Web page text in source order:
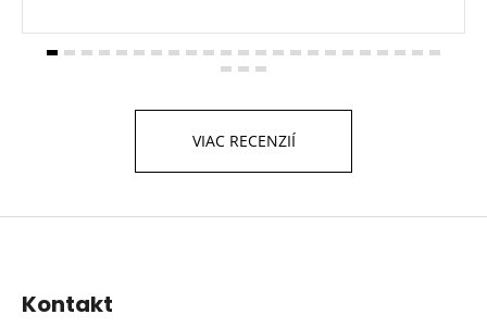
VIAC RECENZIÍ
Z
Kontakt